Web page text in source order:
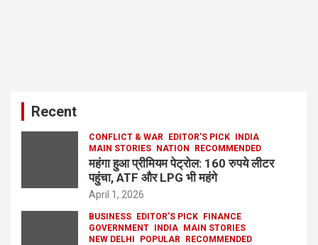
Recent
CONFLICT & WAR EDITOR'S PICK
INDIA
MAIN STORIES
NATION RECOMMENDED
महंगा हुआ प्रीमियम पेट्रोल: 160 रुपये लीटर
पहुंचा, ATF और LPG भी महंगे
April 1, 2026
BUSINESS EDITOR'S PICK
FINANCE
GOVERNMENT
INDIA
MAIN STORIES
NEW DELHI
POPULAR RECOMMENDED